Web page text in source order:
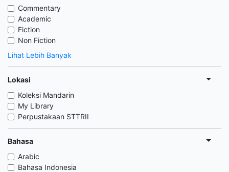
Commentary
Academic
Fiction
Non Fiction
Lihat Lebih Banyak
Lokasi
Koleksi Mandarin
My Library
Perpustakaan STTRII
Bahasa
Arabic
Bahasa Indonesia